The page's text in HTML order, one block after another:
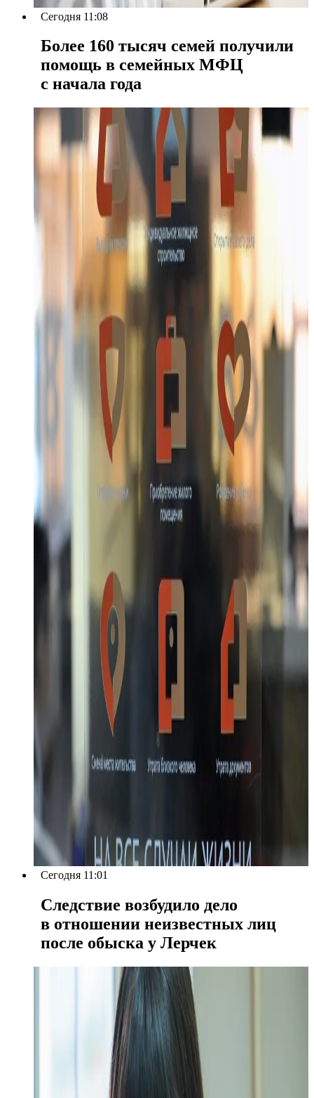
Сегодня 11:08
Более 160 тысяч семей получили
помощь в семейных МФЦ
с начала года
Сегодня 11:01
Следствие возбудило дело
в отношении неизвестных лиц
после обыска у Лерчек